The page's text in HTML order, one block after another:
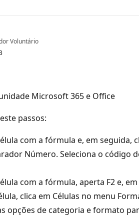
Voluntário
Microsoft 365 e Office
passos:
com a fórmula e, em seguida,
Número. Seleciona o código
com a fórmula, aperta F2 e,
clica em Células no menu
opções de categoria e formato